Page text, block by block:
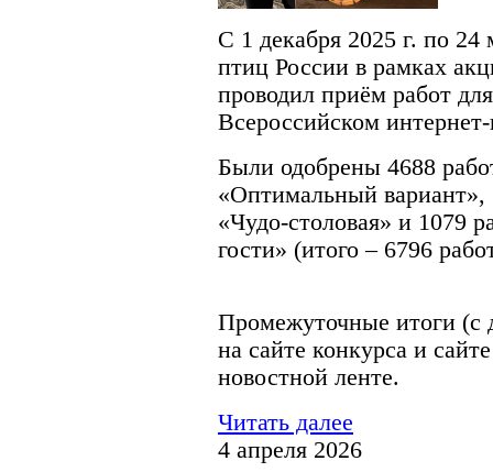
С 1 декабря 2025 г. по
птиц России в рамках
проводил приём работ
Всероссийском
Были одобрены 4688
«Оптимальный
«Чудо-столовая» и 1079
гости» (итого – 6796
Промежуточные итоги (с
на сайте конкурса и
новостной ленте.
Читать далее
4 апреля 2026